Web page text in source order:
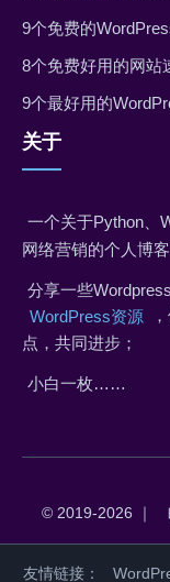
9个免费的
8个免费好用的网站
9个最好用的
关于
一个关于Python、
网络营销的个人博客
分享一些
WordPress资源
点，共同进步；
小白一枚……
© 2019-2026 ｜
友情链接：